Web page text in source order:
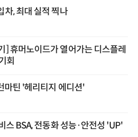
차, 최대 실적 찍나
] 휴머노이드가 열어가는 디스플레
회
마틴 '헤리티지 에디션'
스 BSA, 전동화 성능·안전성 'UP'